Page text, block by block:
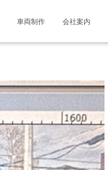
車両制作 会社案内